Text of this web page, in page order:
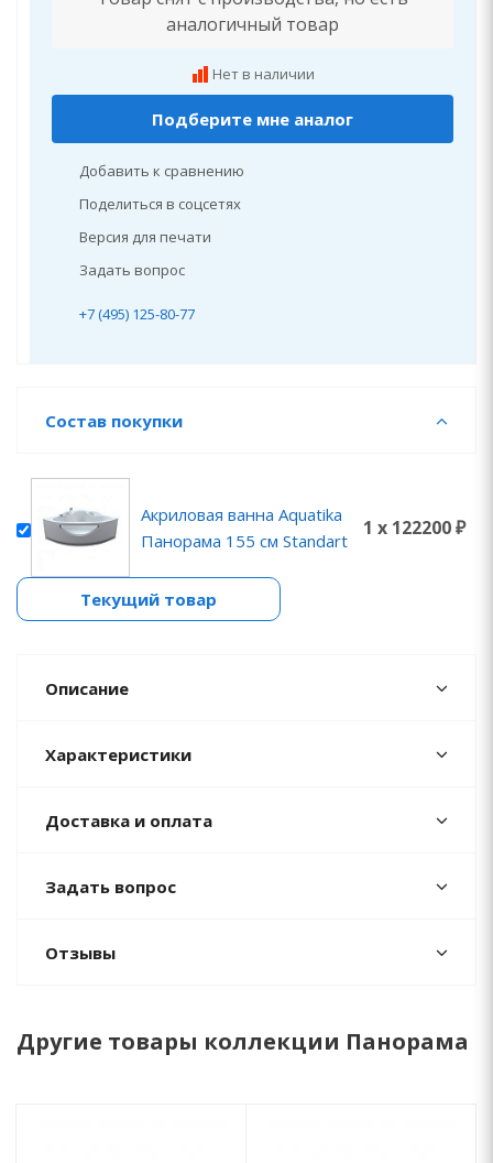
аналогичный товар
Нет в наличии
Подберите мне аналог
Добавить к сравнению
Поделиться в соцсетях
Версия для печати
Задать вопрос
+7 (495) 125-80-77
Состав покупки
Акриловая ванна Aquatika
Панорама 155 см Standart
1 x 122200 ₽
Текущий товар
Описание
Характеристики
Доставка и оплата
Задать вопрос
Отзывы
Другие товары коллекции Панорама